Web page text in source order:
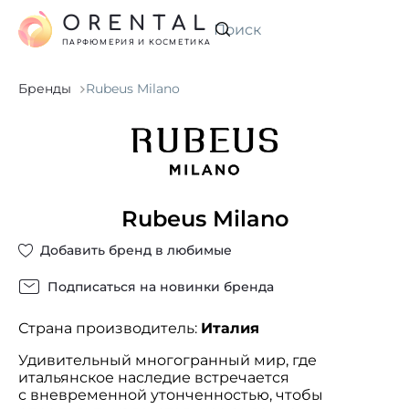
Искать
ORENTAL
ПАРФЮМЕРИЯ И КОСМЕТИКА
Бренды Rubeus Milano
Rubeus Milano
Добавить бренд в любимые
Подписаться на новинки бренда
Страна производитель: Италия
Удивительный многогранный мир, где
итальянское наследие встречается
с вневременной утонченностью, чтобы